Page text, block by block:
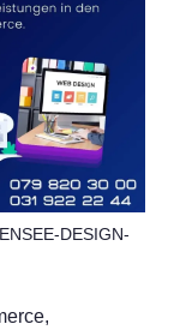
DESIGN-